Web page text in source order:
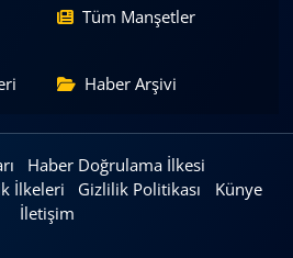
Tüm Manşetler
Haber Arşivi
Haber Doğrulama İlkesi
İlkeleri Gizlilik Politikası
Künye
İletişim